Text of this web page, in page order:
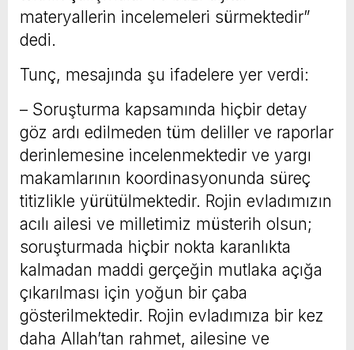
materyallerin incelemeleri sürmektedir”
dedi.
Tunç, mesajında şu ifadelere yer verdi:
– Soruşturma kapsamında hiçbir detay
göz ardı edilmeden tüm deliller ve raporlar
derinlemesine incelenmektedir ve yargı
makamlarının koordinasyonunda süreç
titizlikle yürütülmektedir. Rojin evladımızın
acılı ailesi ve milletimiz müsterih olsun;
soruşturmada hiçbir nokta karanlıkta
kalmadan maddi gerçeğin mutlaka açığa
çıkarılması için yoğun bir çaba
gösterilmektedir. Rojin evladımıza bir kez
daha Allah’tan rahmet, ailesine ve